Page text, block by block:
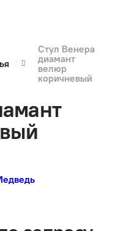
Стул Венера
диамант
велюр
коричневый